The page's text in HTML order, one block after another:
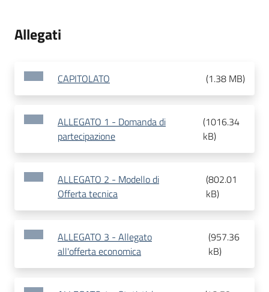
Allegati
CAPITOLATO (1.38 MB)
ALLEGATO 1 - Domanda di
partecipazione
(1016.34
kB)
ALLEGATO 2 - Modello di
Offerta tecnica
(802.01
kB)
ALLEGATO 3 - Allegato
all'offerta economica
(957.36
kB)